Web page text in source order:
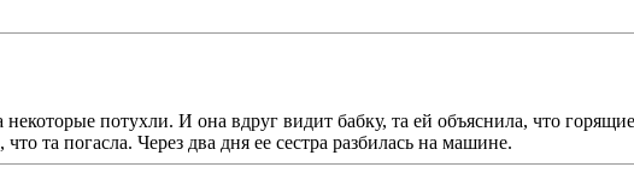
потухли. И она вдруг видит бабку, та ей объяснила, что
та погасла. Через два дня ее сестра разбилась на машине.